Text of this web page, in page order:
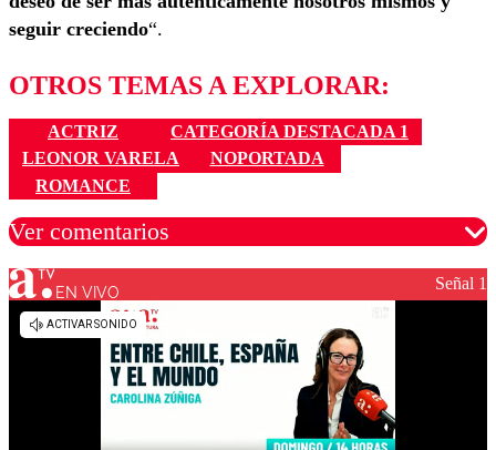
seguir creciendo“.
OTROS TEMAS A EXPLORAR:
ACTRIZ
CATEGORÍA DESTACADA 1
LEONOR VARELA
NOPORTADA
ROMANCE
Ver comentarios
Los comentarios son moderados para garantizar un
EN VIVO Señal 1